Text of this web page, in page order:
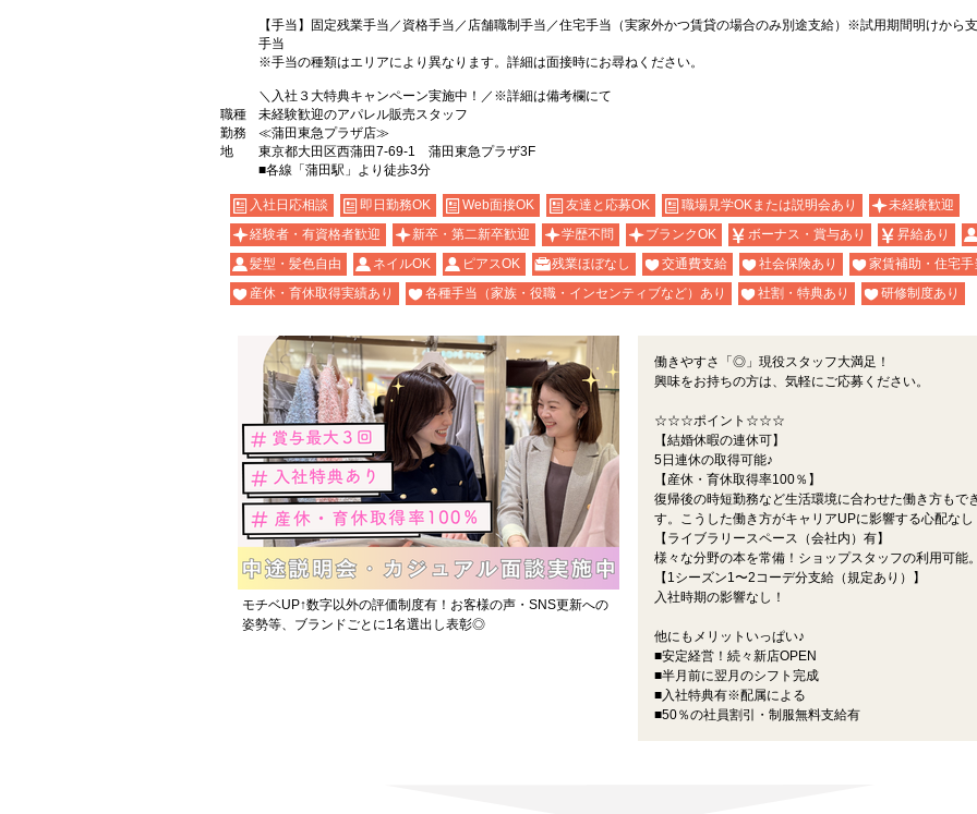
【手当】固定残業手当／資格手当／店舗職制手当／住宅手当（実家外かつ賃貸の場合のみ別途支給）※試用期間明けから
手当
※手当の種類はエリアにより異なります。詳細は面接時にお尋ねください。
＼入社３大特典キャンペーン実施中！／※詳細は備考欄にて
職種
未経験歓迎のアパレル販売スタッフ
勤務
地
≪蒲田東急プラザ店≫
東京都大田区西蒲田7-69-1 蒲田東急プラザ3F
■各線「蒲田駅」より徒歩3分
入社日応相談 即日勤務OK Web面接OK 友達と応募OK 職場見学OKまたは説明会あり
未経験歓迎
経験者・有資格者歓迎
新卒・第二新卒歓迎 学歴不問 ブランクOK ボーナス・賞与あり
昇給あり
髪型・髪色自由
ネイルOK ピアスOK 残業ほぼなし 交通費支給 社会保険あり
家賃補助・住宅手
産休・育休取得実績あり
各種手当（家族・役職・インセンティブなど）あり 社割・特典あり 研修制度あり
モチベUP↑数字以外の評価制度有！お客様の声・SNS更新への
姿勢等、ブランドごとに1名選出し表彰◎
働きやすさ「◎」現役スタッフ大満足！
興味をお持ちの方は、気軽にご応募ください。
☆☆☆ポイント☆☆☆
【結婚休暇の連休可】
5日連休の取得可能♪
【産休・育休取得率100％】
復帰後の時短勤務など生活環境に合わせた働き方もで
す。こうした働き方がキャリアUPに影響する心配なし
【ライブラリースペース（会社内）有】
様々な分野の本を常備！ショップスタッフの利用可能
【1シーズン1〜2コーデ分支給（規定あり）】
入社時期の影響なし！
他にもメリットいっぱい♪
■安定経営！続々新店OPEN
■半月前に翌月のシフト完成
■入社特典有※配属による
■50％の社員割引・制服無料支給有